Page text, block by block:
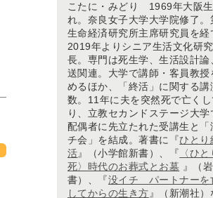
こたに・みどり 1969年大阪生
れ。奈良女子大学大学院修了。
生命経済研究所主席研究員を経
2019年よりシニア生活文化研
長。専門は死生学、生活設計論
送関連。大学で講師・客員教授
めるほか、「終活」に関する講
数。11年に夫を突然死で亡く
り、立教セカンドステージ大学
配偶者に先立たれた受講生と「
チ会」を結成。著書に『ひとり
活』（小学館新書）、『 〈ひと
死〉時代のお葬式とお墓 』（
書）、『没イチ パートナーを
してからの生き方 』（新潮社）